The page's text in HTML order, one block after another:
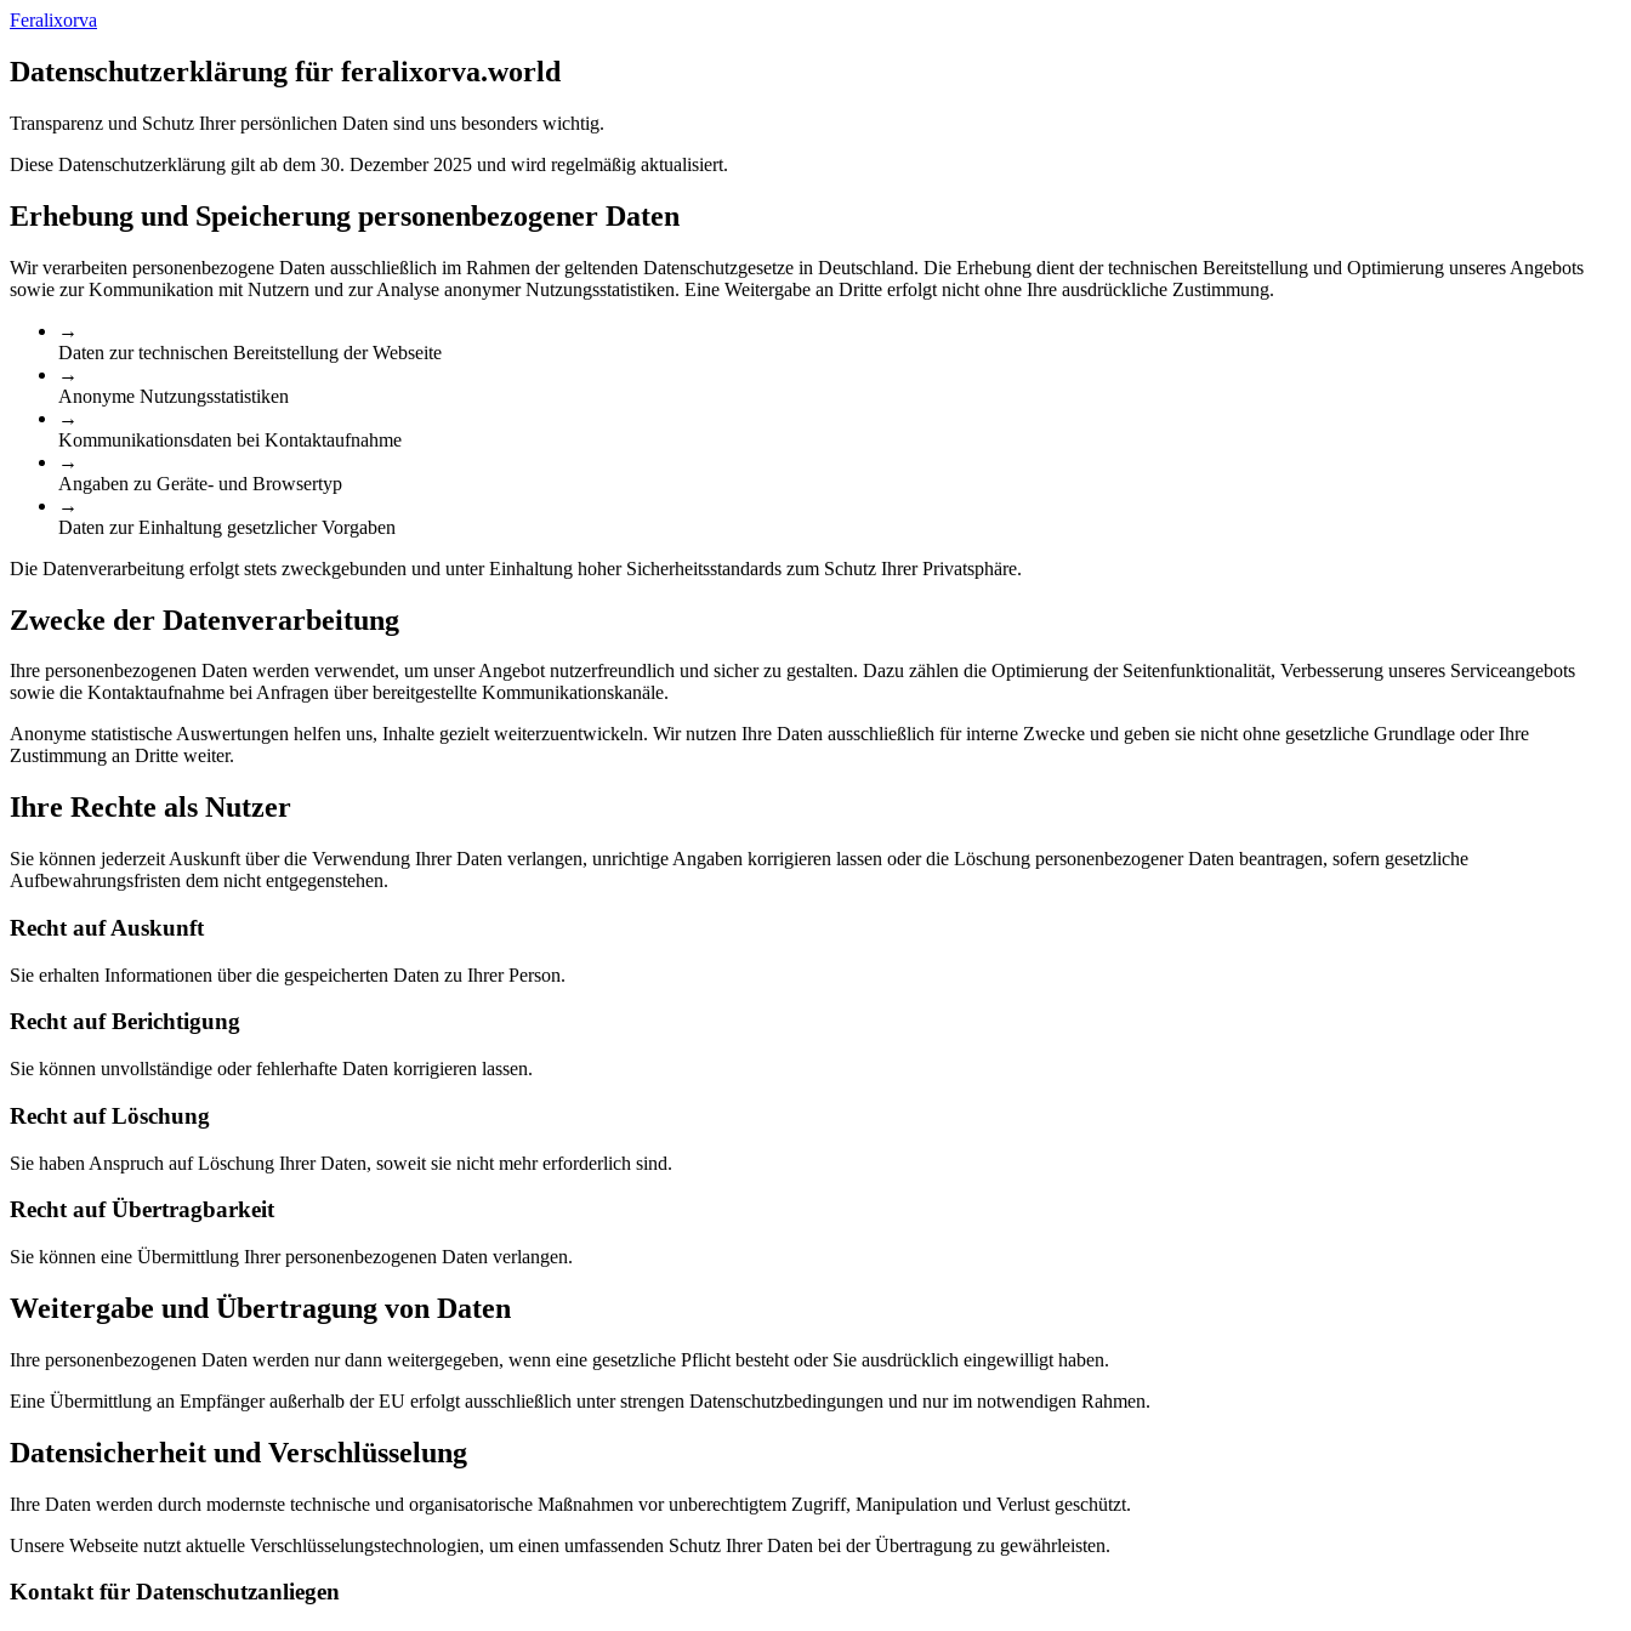
Feralixorva
Datenschutzerklärung für feralixorva.world
Transparenz und Schutz Ihrer persönlichen Daten sind uns besonders wichtig.
Diese Datenschutzerklärung gilt ab dem 30. Dezember 2025 und wird regelmäßig aktualisiert.
Erhebung und Speicherung personenbezogener Daten
Wir verarbeiten personenbezogene Daten ausschließlich im Rahmen der geltenden Datenschutzgesetze in Deutschland. Die Erhebung dient der technischen Bereitstellung und Optimierung unseres Angebots
sowie zur Kommunikation mit Nutzern und zur Analyse anonymer Nutzungsstatistiken. Eine Weitergabe an Dritte erfolgt nicht ohne Ihre ausdrückliche Zustimmung.
→
Daten zur technischen Bereitstellung der Webseite
→
Anonyme Nutzungsstatistiken
→
Kommunikationsdaten bei Kontaktaufnahme
→
Angaben zu Geräte- und Browsertyp
→
Daten zur Einhaltung gesetzlicher Vorgaben
Die Datenverarbeitung erfolgt stets zweckgebunden und unter Einhaltung hoher Sicherheitsstandards zum Schutz Ihrer Privatsphäre.
Zwecke der Datenverarbeitung
Ihre personenbezogenen Daten werden verwendet, um unser Angebot nutzerfreundlich und sicher zu gestalten. Dazu zählen die Optimierung der Seitenfunktionalität, Verbesserung unseres Serviceangebots
sowie die Kontaktaufnahme bei Anfragen über bereitgestellte Kommunikationskanäle.
Anonyme statistische Auswertungen helfen uns, Inhalte gezielt weiterzuentwickeln. Wir nutzen Ihre Daten ausschließlich für interne Zwecke und geben sie nicht ohne gesetzliche Grundlage oder Ihre
Zustimmung an Dritte weiter.
Ihre Rechte als Nutzer
Sie können jederzeit Auskunft über die Verwendung Ihrer Daten verlangen, unrichtige Angaben korrigieren lassen oder die Löschung personenbezogener Daten beantragen, sofern gesetzliche
Aufbewahrungsfristen dem nicht entgegenstehen.
Recht auf Auskunft
Sie erhalten Informationen über die gespeicherten Daten zu Ihrer Person.
Recht auf Berichtigung
Sie können unvollständige oder fehlerhafte Daten korrigieren lassen.
Recht auf Löschung
Sie haben Anspruch auf Löschung Ihrer Daten, soweit sie nicht mehr erforderlich sind.
Recht auf Übertragbarkeit
Sie können eine Übermittlung Ihrer personenbezogenen Daten verlangen.
Weitergabe und Übertragung von Daten
Ihre personenbezogenen Daten werden nur dann weitergegeben, wenn eine gesetzliche Pflicht besteht oder Sie ausdrücklich eingewilligt haben.
Eine Übermittlung an Empfänger außerhalb der EU erfolgt ausschließlich unter strengen Datenschutzbedingungen und nur im notwendigen Rahmen.
Datensicherheit und Verschlüsselung
Ihre Daten werden durch modernste technische und organisatorische Maßnahmen vor unberechtigtem Zugriff, Manipulation und Verlust geschützt.
Unsere Webseite nutzt aktuelle Verschlüsselungstechnologien, um einen umfassenden Schutz Ihrer Daten bei der Übertragung zu gewährleisten.
Kontakt für Datenschutzanliegen